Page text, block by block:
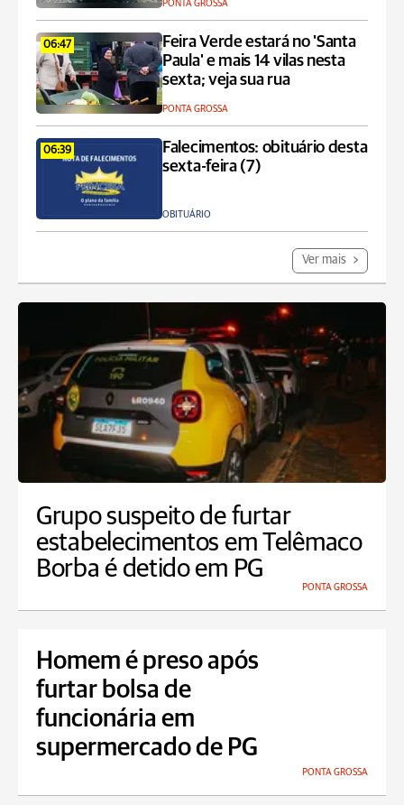
PONTA GROSSA
06:47
Feira Verde estará no 'Santa
Paula' e mais 14 vilas nesta
sexta; veja sua rua
PONTA GROSSA
06:39
Falecimentos: obituário desta
sexta-feira (7)
OBITUÁRIO
Ver mais
Grupo suspeito de furtar
estabelecimentos em Telêmaco
Borba é detido em PG
PONTA GROSSA
Homem é preso após
furtar bolsa de
funcionária em
supermercado de PG
PONTA GROSSA